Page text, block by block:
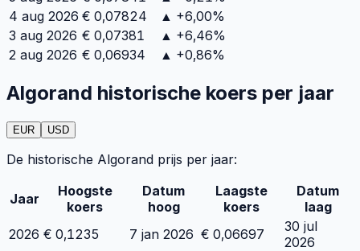
4 aug 2026 € 0,07824
▲ +6,00%
3 aug 2026 € 0,07381
▲ +6,46%
2 aug 2026 € 0,06934 ▲ +0,86%
Algorand historische koers per jaar
EUR USD
De historische Algorand prijs per jaar:
Jaar
Hoogste
koers
Datum
hoog
Laagste
koers
Datum
laag
2026 € 0,1235 7 jan 2026 € 0,06697
30 jul
2026